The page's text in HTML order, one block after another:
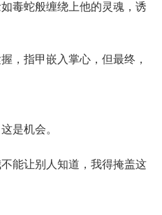
蛇般缠绕上他的灵魂，诱
指甲嵌入掌心，但最终，
是机会。
让别人知道，我得掩盖这